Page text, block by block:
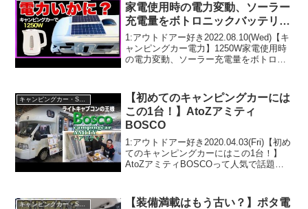
家電使用時の電力変動、ソーラー
充電量をボトロニックバッテリー
残量計の数値で見せます。
1:アウトドアー好き2022.08.10(Wed)【キ
ャンピングカー電力】1250W家電使用時
の電力変動、ソーラー充電量をボトロニ
いで！！2:アウトドアー好き2022.0...
キャンピングカー・SUV人気車種
【初めてのキャンピングカーには
この1台！】AtoZアミティ
BOSCO
1:アウトドアー好き2020.04.03(Fri)【初め
てのキャンピングカーにはこの1台！】
AtoZアミティBOSCOって人気で話題ら
す！3:アウトド...
【装備満載はもう古い？】ポタ電